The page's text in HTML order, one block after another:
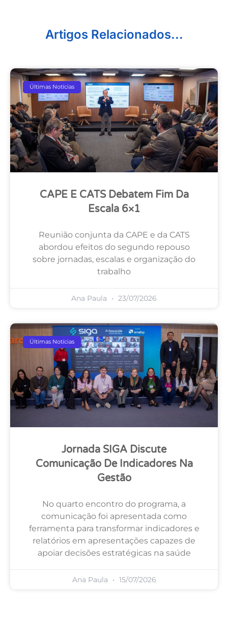
Artigos Relacionados...
Últimas Notícias
CAPE E CATS Debatem Fim Da
Escala 6×1
Reunião conjunta da CAPE e da CATS
abordou efeitos do segundo repouso
sobre jornadas, escalas e organização do
trabalho
Ana Paula 23/07/2026
Últimas Notícias
Jornada SIGA Discute
Comunicação De Indicadores Na
Gestão
No quarto encontro do programa, a
comunicação foi apresentada como
ferramenta para transformar indicadores e
relatórios em apresentações capazes de
apoiar decisões estratégicas na saúde
Ana Paula 15/07/2026